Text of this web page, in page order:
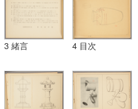
3 緒言 4 目次